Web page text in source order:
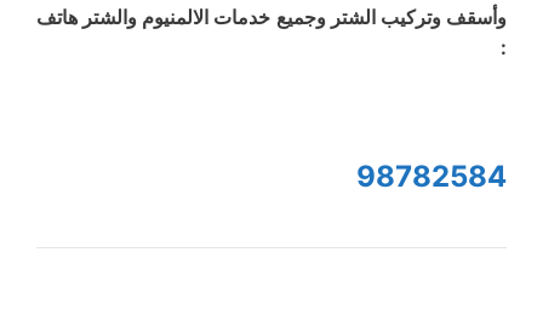
وأسقف وتركيب الشتر وجميع خدمات الالمنيوم والشتر هاتف
:
98782584